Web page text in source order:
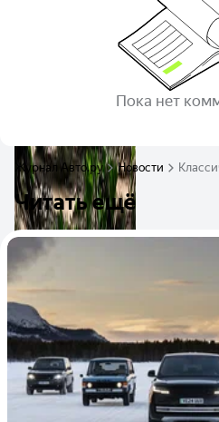
Пока нет
Журнал Авто.ру Новости
Читать ещё